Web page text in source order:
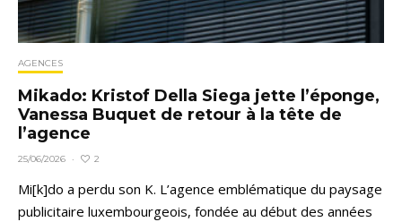
AGENCES
Mikado: Kristof Della Siega jette l’éponge,
Vanessa Buquet de retour à la tête de
l’agence
25/06/2026 · 2
Mi[k]do a perdu son K. L’agence emblématique du paysage
publicitaire luxembourgeois, fondée au début des années